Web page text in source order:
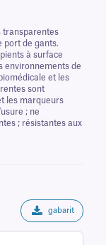
transparentes
port de gants.
à surface
environnements de
et les
sont
les marqueurs
; ne
; résistantes aux
gabarit